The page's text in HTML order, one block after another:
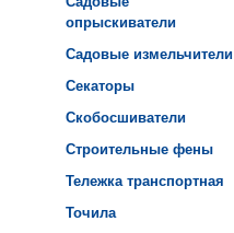
опрыскиватели
Садовые измельчители
Секаторы
Скобосшиватели
Строительные фены
Тележка транспортная
Точила